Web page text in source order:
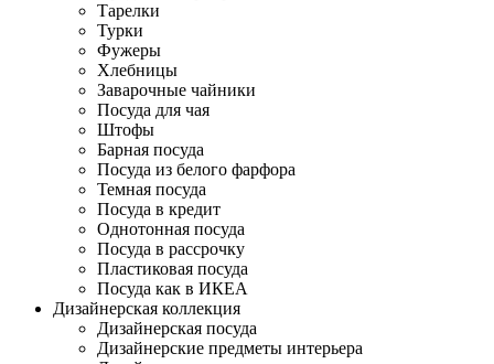
Тарелки
Турки
Фужеры
Хлебницы
Заварочные чайники
Посуда для чая
Штофы
Барная посуда
Посуда из белого фарфора
Темная посуда
Посуда в кредит
Однотонная посуда
Посуда в рассрочку
Пластиковая посуда
Посуда как в ИКЕА
Дизайнерская коллекция
Дизайнерская посуда
Дизайнерские предметы интерьера